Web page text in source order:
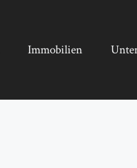
Immobilien